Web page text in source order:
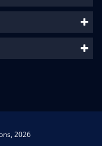
2026